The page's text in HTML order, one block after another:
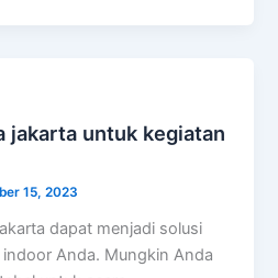
jakarta untuk kegiatan
15, 2023
dapat menjadi solusi
Anda. Mungkin Anda